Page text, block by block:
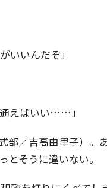
いいんだぞ」
えばいい……」
部／吉高由里子）。
そうに違いない。